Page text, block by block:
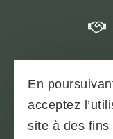
En
acceptez
site à des fins